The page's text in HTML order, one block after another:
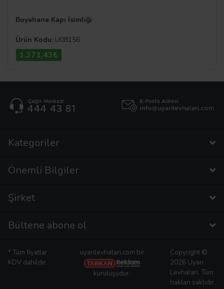
Boyahane Kapı İsimliği
Ürün Kodu: U08156
1.371,43₺
Kategoriler
Önemli Bilgiler
Şirket
Bültene abone ol
* Tüm fiyatlar
KDV dahildir.
uyarilevhalari.com bir
kuruluşudur.
Copyright ©
2026 Uyarı
Levhaları. Tüm
hakları saklıdır.